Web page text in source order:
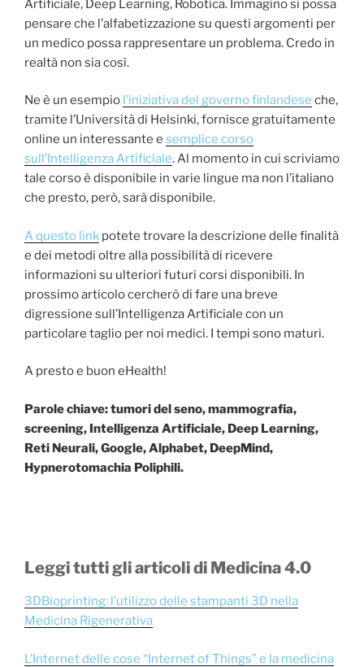
Artificiale, Deep Learning, Robotica. Immagino si possa
pensare che l’alfabetizzazione su questi argomenti per
un medico possa rappresentare un problema. Credo in
realtà non sia così.
Ne è un esempio l’iniziativa del governo finlandese che,
tramite l’Università di Helsinki, fornisce gratuitamente
online un interessante e semplice corso
sull’Intelligenza Artificiale. Al momento in cui scriviamo
tale corso è disponibile in varie lingue ma non l’italiano
che presto, però, sarà disponibile.
A questo link potete trovare la descrizione delle finalità
e dei metodi oltre alla possibilità di ricevere
informazioni su ulteriori futuri corsi disponibili. In
prossimo articolo cercherò di fare una breve
digressione sull’Intelligenza Artificiale con un
particolare taglio per noi medici. I tempi sono maturi.
A presto e buon eHealth!
Parole chiave: tumori del seno, mammografia,
screening, Intelligenza Artificiale, Deep Learning,
Reti Neurali, Google, Alphabet, DeepMind,
Hypnerotomachia Poliphili.
Leggi tutti gli articoli di Medicina 4.0
3DBioprinting: l’utilizzo delle stampanti 3D nella
Medicina Rigenerativa
L’Internet delle cose “Internet of Things” e la medicina